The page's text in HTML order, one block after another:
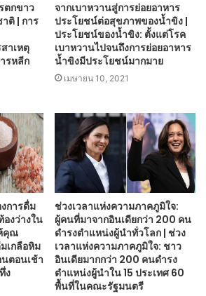
ตกขาว
ติ | การ
าเหตุ
รหลีก
จากเบาหวานสู่การย่อยอาหาร
ประโยชน์ต่อสุขภาพของน้ำขิง |
ประโยชน์ของน้ำขิง: ตั้งแต่โรค
เบาหวานไปจนถึงการย่อยอาหาร
น้ำขิงมีประโยชน์มากมาย
เมษายน 10, 2021
การดื่ม
งว่างใน
คุณ
เกลือหิม
ตอนเช้า
ง
ช่วงเวลาแห่งความภาคภูมิใจ:
ผู้คนที่มาจากอินเดียกว่า 200 คน
ดำรงตำแหน่งผู้นำทั่วโลก | ช่วง
เวลาแห่งความภาคภูมิใจ: ชาว
อินเดียมากกว่า 200 คนดำรง
ตำแหน่งผู้นำใน 15 ประเทศ 60
พื้นที่ในคณะรัฐมนตรี